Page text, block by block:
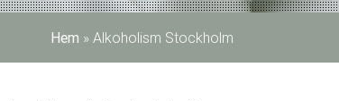
Hem » Alkoholism Stockholm